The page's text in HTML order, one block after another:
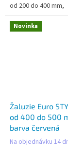
od 200 do 400 mm,
Novinka
Žaluzie Euro
od 400 do 500
barva červená
Na objednávku 14